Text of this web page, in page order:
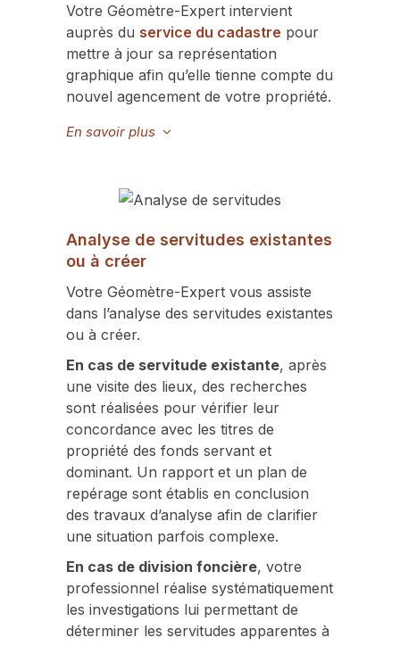
Votre Géomètre-Expert intervient
auprès du service du cadastre pour
mettre à jour sa représentation
graphique afin qu’elle tienne compte du
nouvel agencement de votre propriété.
En savoir plus
Analyse de servitudes existantes
ou à créer
Votre Géomètre-Expert vous assiste
dans l’analyse des servitudes existantes
ou à créer.
En cas de servitude existante, après
une visite des lieux, des recherches
sont réalisées pour vérifier leur
concordance avec les titres de
propriété des fonds servant et
dominant. Un rapport et un plan de
repérage sont établis en conclusion
des travaux d’analyse afin de clarifier
une situation parfois complexe.
En cas de division foncière, votre
professionnel réalise systématiquement
les investigations lui permettant de
déterminer les servitudes apparentes à